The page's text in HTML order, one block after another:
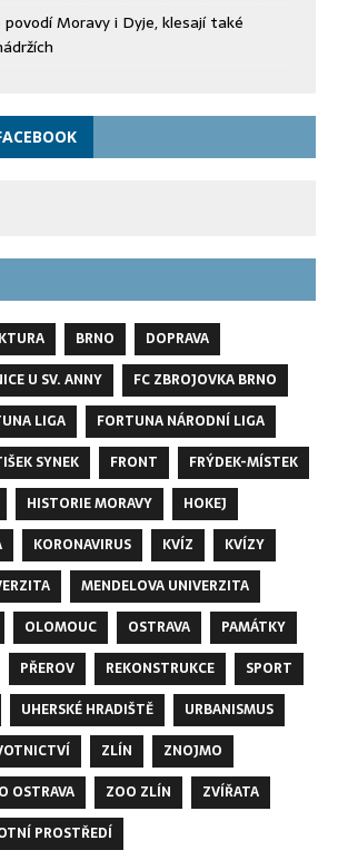
povodí Moravy i Dyje, klesají také
BRNO
DOPRAVA
U SV. ANNY
FC ZBROJOVKA BRNO
LIGA
FORTUNA NÁRODNÍ LIGA
SYNEK FRONT
FRÝDEK-MÍSTEK
HISTORIE MORAVY
HOKEJ
KORONAVIRUS KVÍZ
KVÍZY
MENDELOVA UNIVERZITA
OLOMOUC OSTRAVA
PAMÁTKY
PŘEROV REKONSTRUKCE
SPORT
UHERSKÉ HRADIŠTĚ
URBANISMUS
ZLÍN
ZNOJMO
OSTRAVA ZOO ZLÍN
ZVÍŘATA
PROSTŘEDÍ